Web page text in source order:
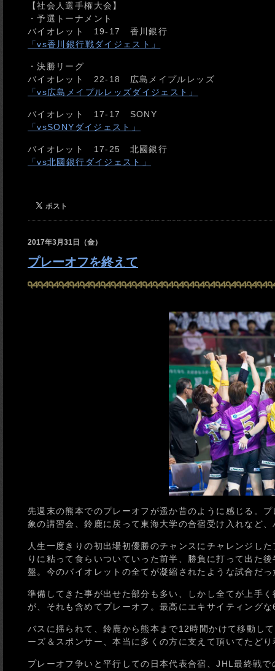
【社会人選手権大会】
・予選トーナメント
バイオレット 19-17 香川銀行
「vs香川銀行戦ダイジェスト」
・決勝リーグ
バイオレット 22-18 広島メイプルレッズ
「vs広島メイプルレッズダイジェスト」
バイオレット 17-17 SONY
「vsSONYダイジェスト」
バイオレット 17-25 北國銀行
「vs北國銀行ダイジェスト」
2017年3月31日（金）
プレーオフを終えて
先週末の熊本でのプレーオフが遥か昔のように感じる。
象の講習会、鈴鹿に戻って東海大学の合宿受け入れなど
人生一度きりの初出場初優勝のチャンスにチャレンジし
りに粘って食らいついていった前半、勝負に打って出た
盤。今のバイオレットの全てが凝縮されたような試合だっ
準備してきた事が出せた部分も多い、しかし全てが上手
が、それも含めてプレーオフ。最高にエキサイティング
バスに揺られて、鈴鹿から熊本まで12時間かけて移動し
ーズ＆スポンサー、本当に多くの方に支えて頂いてたど
プレーオフ争いと平行しての日本代表合宿、JHL最終戦